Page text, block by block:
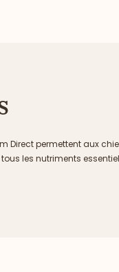
Direct permettent aux
les nutriments